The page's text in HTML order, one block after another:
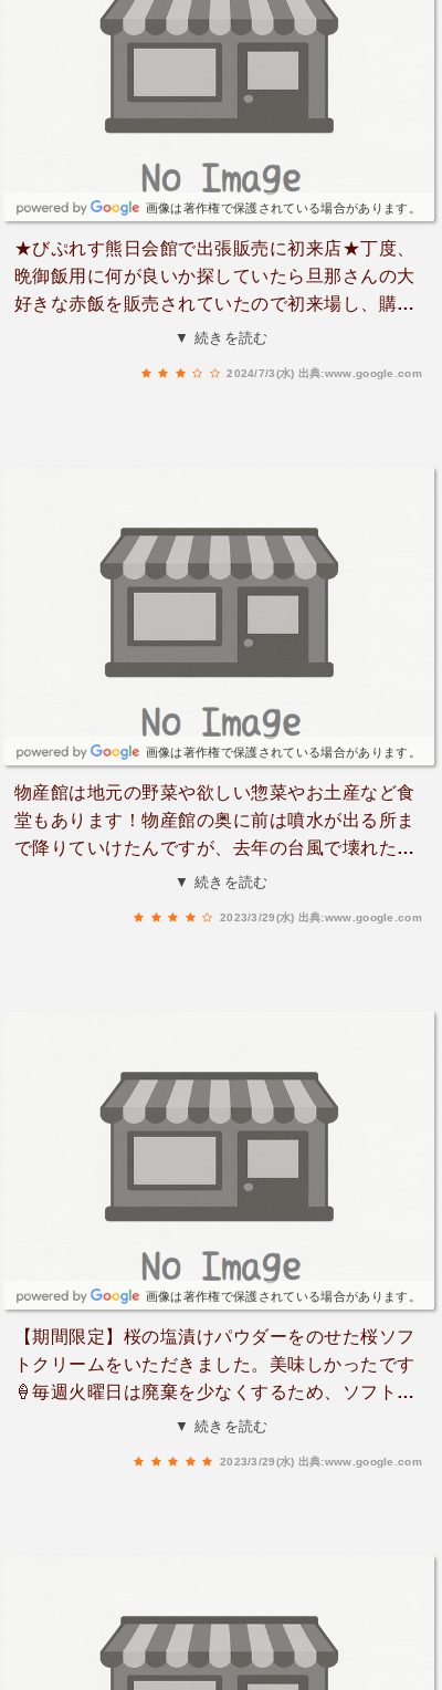
画像は著作権で保護されている場合があります。
★びぷれす熊日会館で出張販売に初来店★丁度、
晩御飯用に何が良いか探していたら旦那さんの大
好きな赤飯を販売されていたので初来場し、購入
したのがキッカケ。おこわも買えて嬉しい💖
▼ 続きを読む
2024/7/3(水) 出典:www.google.com
画像は著作権で保護されている場合があります。
物産館は地元の野菜や欲しい惣菜やお土産など食
堂もあります！物産館の奥に前は噴水が出る所ま
で降りていけたんですが、去年の台風で壊れたれ
しく、噴水に降りるお店の出口裏で立ち入り禁
▼ 続きを読む
2023/3/29(水) 出典:www.google.com
画像は著作権で保護されている場合があります。
【期間限定】桜の塩漬けパウダーをのせた桜ソフ
トクリームをいただきました。美味しかったです
🍦毎週火曜日は廃棄を少なくするため、ソフトク
リームが250円に値下がるそうですよ！
▼ 続きを読む
2023/3/29(水) 出典:www.google.com